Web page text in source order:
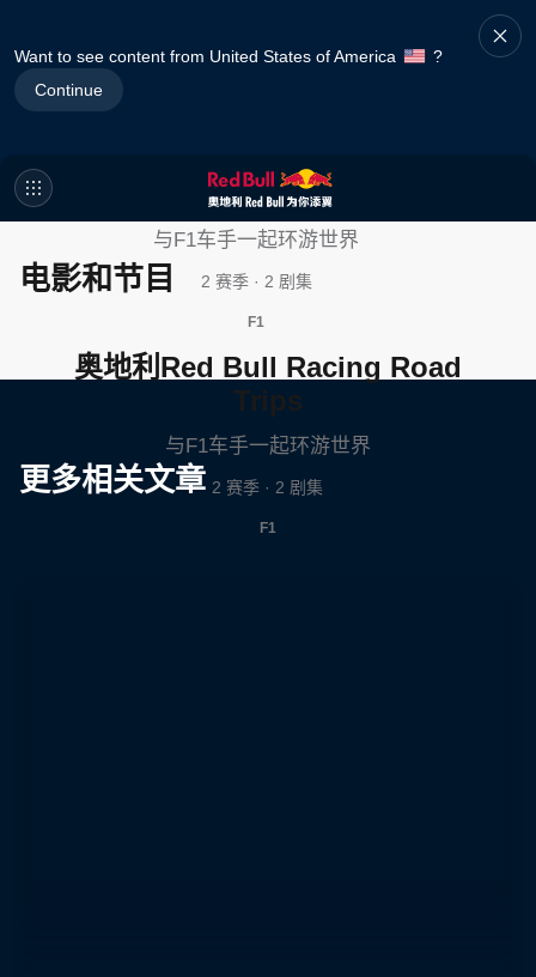
Want to see content from United States of America
?
Continue
电影和节目
奥地利Red Bull Racing Road
Trips
与F1车手一起环游世界
2 赛季 · 2 剧集
F1
更多相关文章
奥地利Red Bull Racing Road
Trips
与F1车手一起环游世界
2 赛季 · 2 剧集
F1